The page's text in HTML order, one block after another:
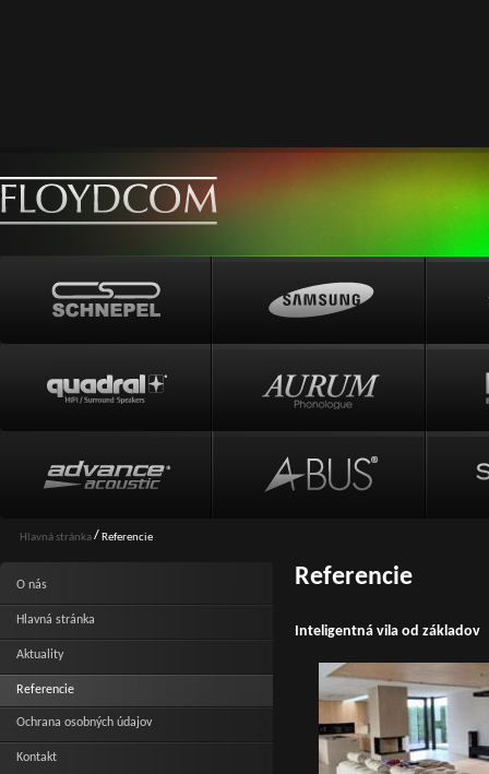
Hlavná stránka/ Referencie
O nás
Hlavná stránka
Aktuality
Referencie
Ochrana osobných údajov
Kontakt
Referencie
Inteligentná vila od základov